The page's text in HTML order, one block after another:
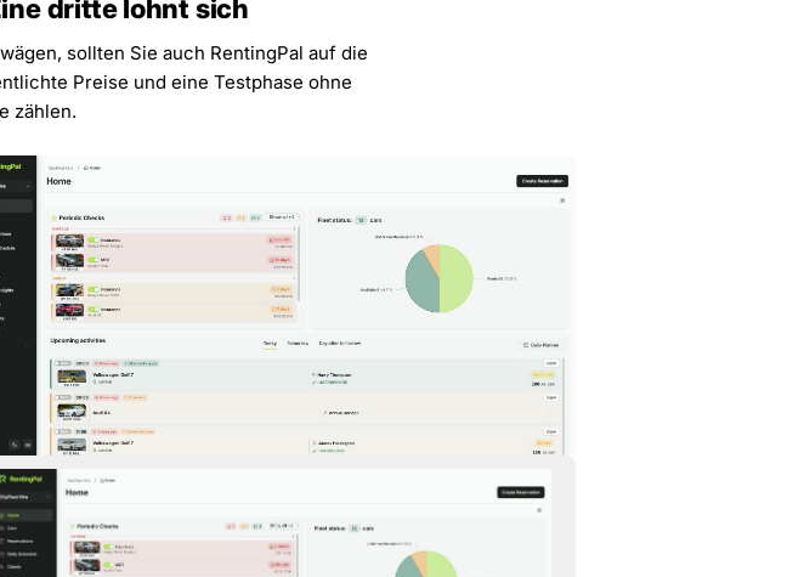
dritte lohnt sich
sollten Sie auch RentingPal auf die
Preise und eine Testphase ohne
zählen.